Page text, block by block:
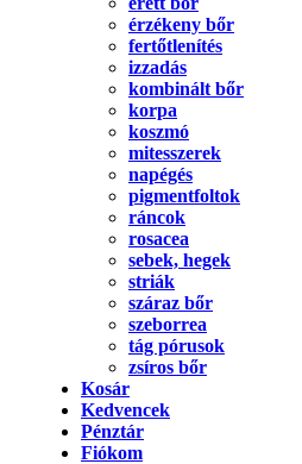
érzékeny bőr
fertőtlenítés
izzadás
kombinált bőr
korpa
koszmó
mitesszerek
napégés
pigmentfoltok
ráncok
rosacea
sebek, hegek
striák
száraz bőr
szeborrea
tág pórusok
zsíros bőr
Kosár
Kedvencek
Pénztár
Fiókom